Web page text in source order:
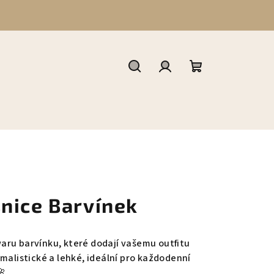
Barvínek
barvínku, které dodají vašemu outfitu
a lehké, ideální pro každodenní